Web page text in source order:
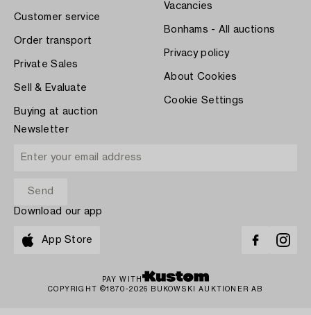
Customer service
Order transport
Private Sales
Sell & Evaluate
Buying at auction
Vacancies
Bonhams - All auctions
Privacy policy
About Cookies
Cookie Settings
Newsletter
Download our app
App Store
PAY WITH
COPYRIGHT ©1870-2026 BUKOWSKI AUKTIONER AB